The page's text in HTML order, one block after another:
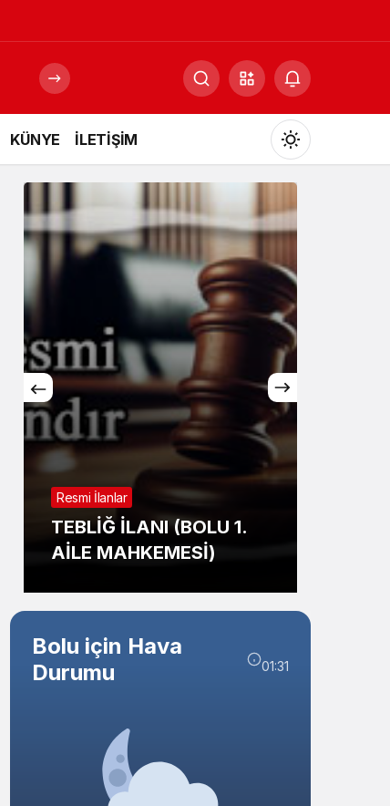
KÜNYE İLETİŞİM
Mod
değiştir
Gündüz Modu
Gündüz modunu seçin.
Gece Modu
Gece modunu seçin.
Sistem Modu
Sistem modunu seçin.
Resmi İlanlar
TEBLİĞ İLANI (BOLU 1.
AİLE MAHKEMESİ)
Bolu için Hava
Durumu
01:31